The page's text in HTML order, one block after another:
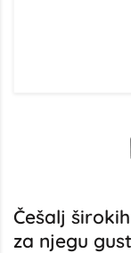
Češalj
za njegu